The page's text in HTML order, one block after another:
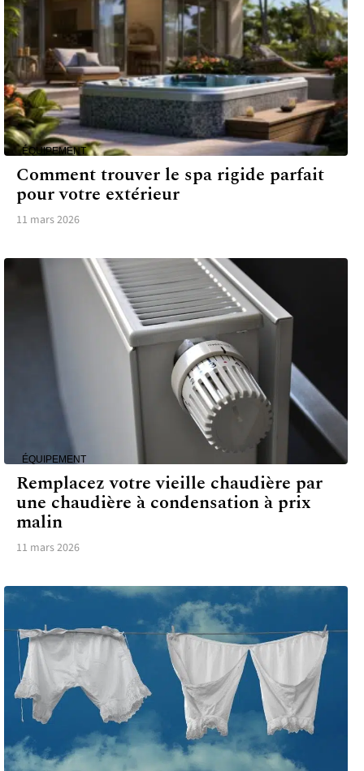
ÉQUIPEMENT
Comment trouver le spa rigide parfait
pour votre extérieur
11 mars 2026
ÉQUIPEMENT
Remplacez votre vieille chaudière par
une chaudière à condensation à prix
malin
11 mars 2026